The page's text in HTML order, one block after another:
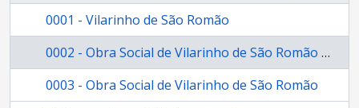
0001 - Vilarinho de São Romão
0002 - Obra Social de Vilarinho de São Romão presença comunitária das Religiosas do Sagrado Coração de Maria 1976/2001
0003 - Obra Social de Vilarinho de São Romão